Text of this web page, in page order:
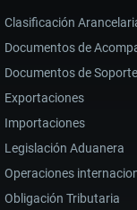
Clasificación
Documentos de
Documentos de Soporte
Exportaciones
Importaciones
Legislación Aduanera
Operaciones
Obligación Tributaria